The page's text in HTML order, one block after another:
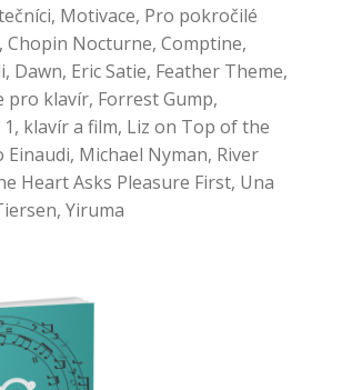
, Motivace, Pro pokročilé
, Chopin Nocturne, Comptine,
, Dawn, Eric Satie, Feather Theme,
pro klavír, Forrest Gump,
, klavír a film, Liz on Top of the
Einaudi, Michael Nyman, River
Heart Asks Pleasure First, Una
, Yiruma